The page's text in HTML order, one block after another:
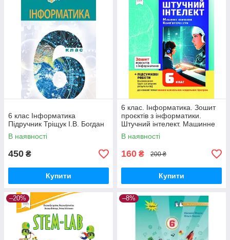
6 клас Інформатика
Підручник Тріщук І.В. Богдан
В наявності
450 ₴
Купити
6 клас. Інформатика. Зошит
проєктів з інформатики.
Штучний інтелект. Машинне
навчання. Комп’ютерні ігри.
Коршунова О.В. Освіта
В наявності
160 ₴ 200 ₴
Купити
–20% –8%